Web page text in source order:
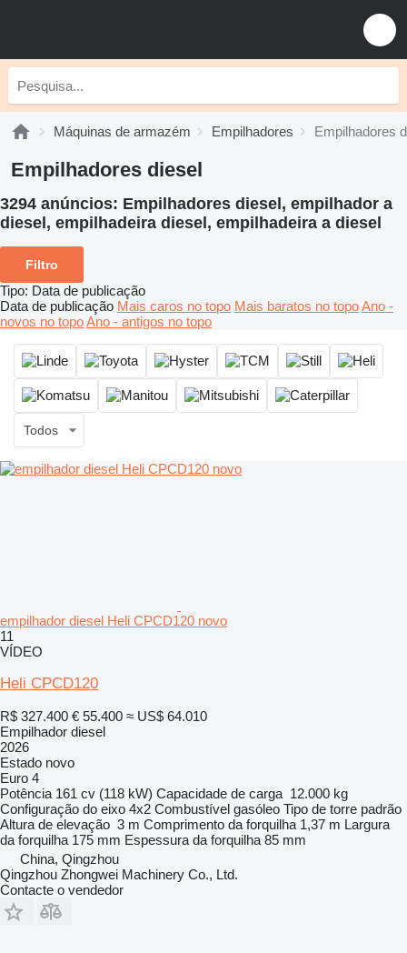
Máquinas de armazém Empilhadores Empilhadores
Empilhadores diesel
3294 anúncios: Empilhadores diesel, empilhador a
diesel, empilhadeira diesel, empilhadeira a diesel
Filtro
Tipo: Data de publicação
Data de publicação Mais caros no topo Mais baratos no topoAno -
novos no topoAno - antigos no topo
Todos
empilhador diesel Heli CPCD120 novo
11
VÍDEO
Heli CPCD120
R$ 327.400 € 55.400 ≈ US$ 64.010
Empilhador diesel
2026
Estado novo
Euro 4
Potência 161 cv (118 kW) Capacidade de carga 12.000 kg
Configuração do eixo 4x2 Combustível gasóleo Tipo de torre padrão
Altura de elevação 3 m Comprimento da forquilha 1,37 m Largura
da forquilha 175 mm Espessura da forquilha 85 mm
China, Qingzhou
Qingzhou Zhongwei Machinery Co., Ltd.
Contacte o vendedor